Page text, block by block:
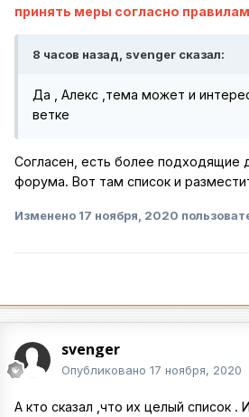
принять меры согласно
8 часов назад, svenger сказал:
Да , Алекс ,тема может и
ветке
Согласен, есть более подходящие
форума. Вот там список и
Изменено 17 ноября, 2020
svenger
Опубликовано 17 ноября, 2020
А кто сказал ,что их целый список .